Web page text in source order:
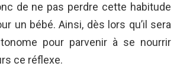
de ne pas perdre cette habitude
un bébé. Ainsi, dès lors qu’il sera
pour parvenir à se nourrir
ce réflexe.